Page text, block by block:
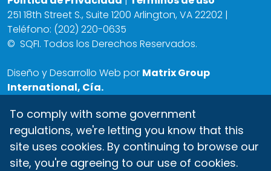
251 18th Street S., Suite 1200 Arlington, VA 22202 |
Teléfono: (202) 220-0635
© SQFI. Todos los Derechos Reservados.
Diseño y Desarrollo Web por Matrix Group
International, Cía.
To comply with some government
regulations, we're letting you know that this
site uses cookies. By continuing to browse our
site, you're agreeing to our use of cookies.